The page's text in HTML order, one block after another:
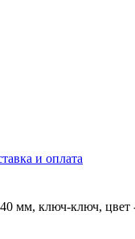
и оплата
мм, ключ-ключ, цвет